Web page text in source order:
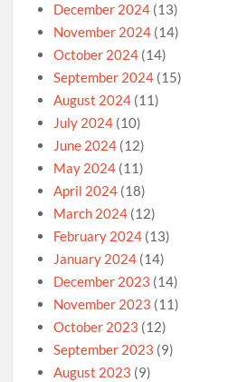
December 2024 (13)
November 2024 (14)
October 2024 (14)
September 2024 (15)
August 2024 (11)
July 2024 (10)
June 2024 (12)
May 2024 (11)
April 2024 (18)
March 2024 (12)
February 2024 (13)
January 2024 (14)
December 2023 (14)
November 2023 (11)
October 2023 (12)
September 2023 (9)
August 2023 (9)